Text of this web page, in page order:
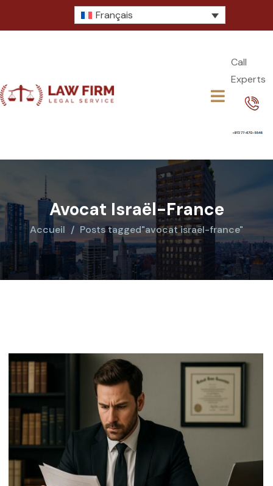
Français
Call
Experts​
Avocat Israël-France
Accueil Posts tagged"avocat israël-france"